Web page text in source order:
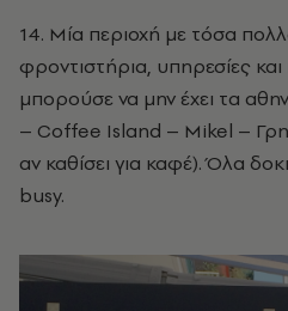
14. Μία περιοχή με τόσα
φροντιστήρια, υπηρεσίες
μπορούσε να μην έχει τα
– Coffee Island – Mikel –
αν καθίσει για καφέ). Όλα
busy.